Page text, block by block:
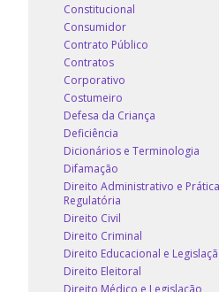
Constitucional
Consumidor
Contrato Público
Contratos
Corporativo
Costumeiro
Defesa da Criança
Deficiência
Dicionários e Terminologia
Difamação
Direito Administrativo e Prática
Regulatória
Direito Civil
Direito Criminal
Direito Educacional e
Direito Eleitoral
Direito Médico e Legislação